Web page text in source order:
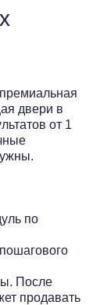
двери в
от 1
по
После
продавать